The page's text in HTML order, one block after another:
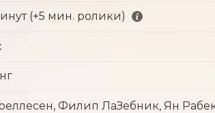
(+5 мин. ролики)
Филип ЛаЗебник, Ян